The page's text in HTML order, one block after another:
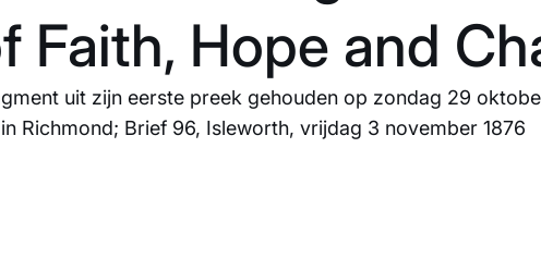
Faith, Hope and
uit zijn eerste preek gehouden op zondag 29
in Richmond; Brief 96, Isleworth, vrijdag 3 november 1876